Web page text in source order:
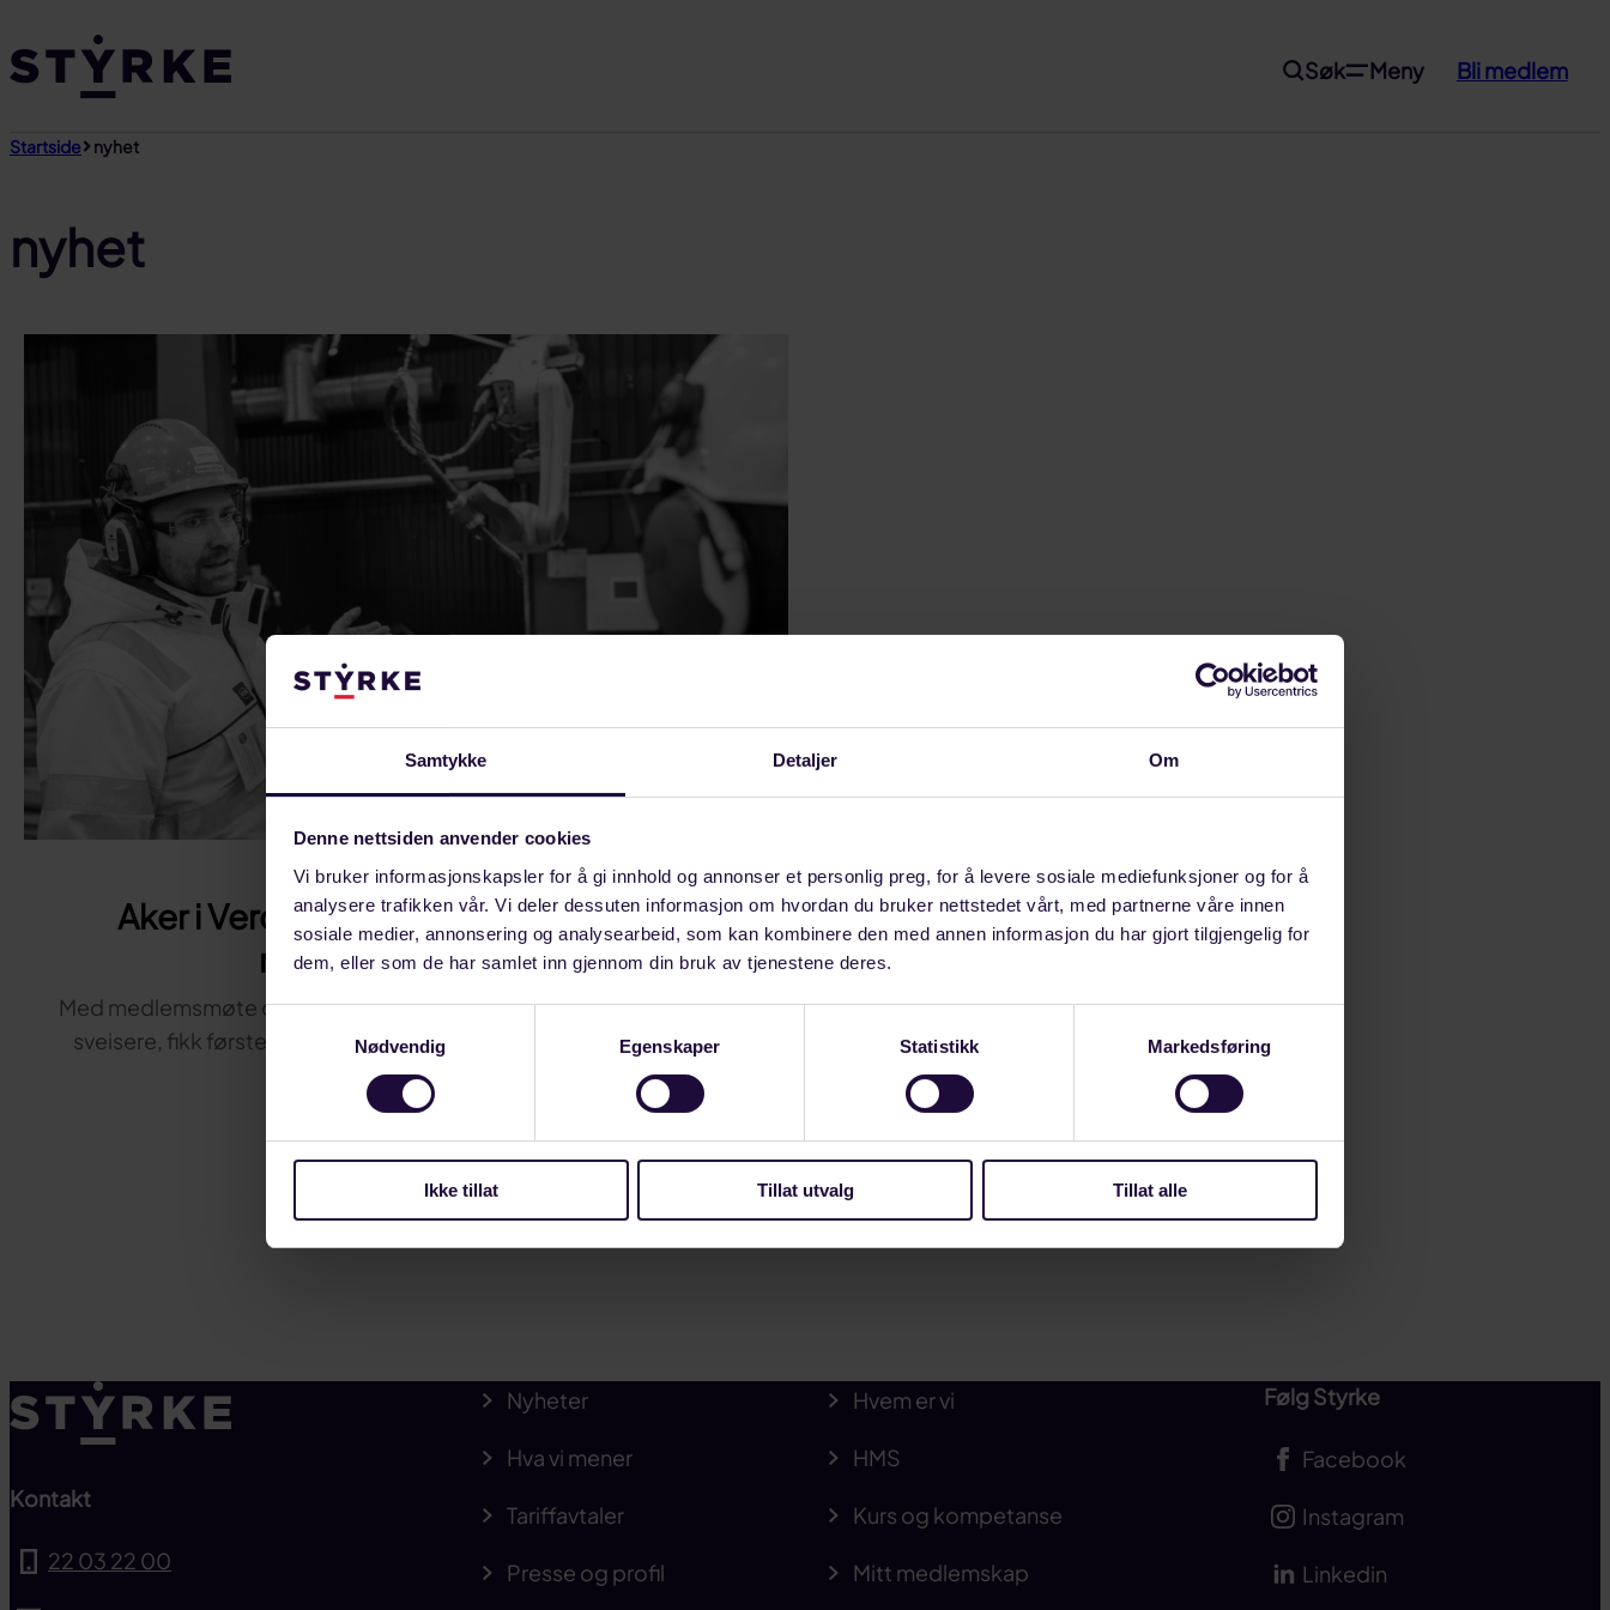
Samtykke Detaljer Om
Denne nettsiden anvender cookies
Vi bruker informasjonskapsler for å gi innhold og annonser et personlig preg, for å levere sosiale mediefunksjoner og for å
analysere trafikken vår. Vi deler dessuten informasjon om hvordan du bruker nettstedet vårt, med partnerne våre innen
sosiale medier, annonsering og analysearbeid, som kan kombinere den med annen informasjon du har gjort tilgjengelig for
dem, eller som de har samlet inn gjennom din bruk av tjenestene deres.
Samtykkevalg
Nødvendig
Egenskaper Statistikk Markedsføring
Ikke tillat Tillat utvalg Tillat alle
til
innhold
Søk Meny Bli medlem
Startside nyhet
nyhet
OKTOBER 18, 2023
Aker i Verdal: Stålkonstruksjoner med
millimeterpresisjon
Med medlemsmøte og bedriftsbesøk hos en av verdens mest presise
sveisere, fikk første nestleder Henning Skau sett konstruksjoner for
fremtiden.
LANDINDUSTRI
Kontakt
22 03 22 00
Nyheter Hvem er vi
Hva vi mener HMS
Tariffavtaler Kurs og kompetanse
Presse og profil Mitt medlemskap
Følg Styrke
Facebook
Instagram
Linkedin